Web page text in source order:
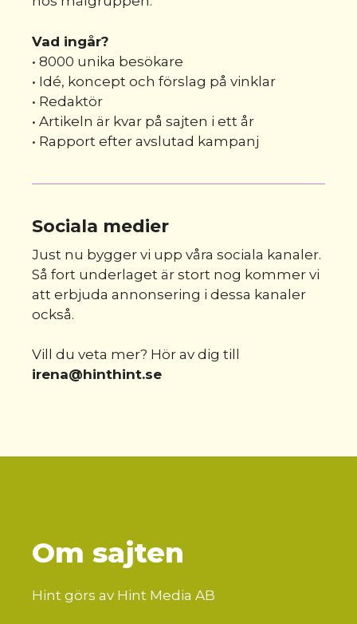
Vad ingår?
• 8000 unika besökare
• Idé, koncept och förslag på vinklar
• Redaktör
• Artikeln är kvar på sajten i ett år
• Rapport efter avslutad kampanj
Sociala medier
Just nu bygger vi upp våra sociala kanaler.
Så fort underlaget är stort nog kommer vi
att erbjuda annonsering i dessa kanaler
också.
Vill du veta mer? Hör av dig till
irena@hinthint.se
Om sajten
Hint görs av Hint Media AB